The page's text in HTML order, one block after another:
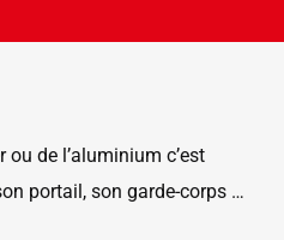
ou de l’aluminium c’est
portail, son garde-corps …